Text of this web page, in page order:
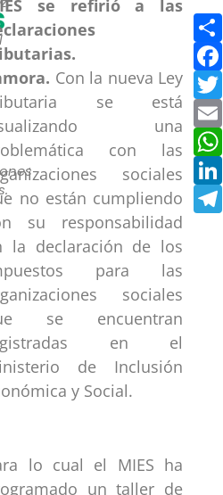
Compartir
Facebook
Twitter
Email
WhatsApp
LinkedIn
Telegram
Con la nueva Ley
se está
una
con las
sociales
no están cumpliendo
su responsabilidad
la declaración de los
para las
sociales
se encuentran
en el
de Inclusión
y Social.
lo cual el MIES ha
un taller de